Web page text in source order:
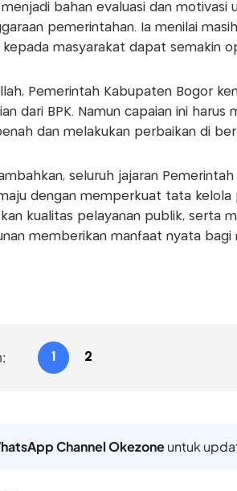
bahan evaluasi dan motivasi
pemerintahan. Ia menilai
kepada masyarakat dapat semakin
Pemerintah Kabupaten Bogor
dari BPK. Namun capaian ini
dan melakukan perbaikan di
seluruh jajaran
dengan memperkuat tata kelola
kualitas pelayanan publik, serta
memberikan manfaat nyata bagi
1 2
Channel Okezoneuntuk